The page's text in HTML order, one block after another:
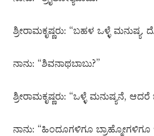
ಶ್ರೀರಾಮಕೃಷ್ಣರು: “ಬಹಳ ಒಳ್ಳೆ ಮನುಷ್ಯ.
ನಾನು: “ಶಿವನಾಥಬಾಬು?”
ಶ್ರೀರಾಮಕೃಷ್ಣರು: “ಒಳ್ಳೆ ಮನುಷ್ಯನೆ,
ನಾನು: “ಹಿಂದೂಗಳಿಗೂ ಬ್ರಾಹ್ಮೋಗಳಿಗೂ